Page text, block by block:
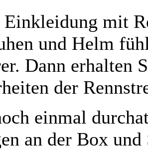
Einkleidung mit
und Helm
Dann erhalten
der
einmal
an der Box